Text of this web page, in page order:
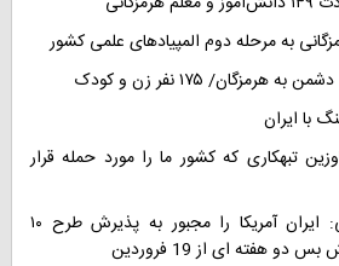
با ایران
تبهکاری که کشور ما را مورد حمله قرار
شورای عالی امنیت ملی: ایران آمریکا را مجبور به پذیرش طرح ۱۰
هفته ای از 19 فروردین